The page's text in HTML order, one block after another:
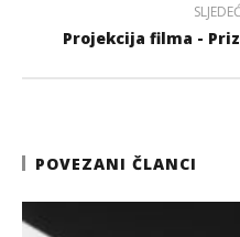
Projekcija filma -
POVEZANI ČLANCI